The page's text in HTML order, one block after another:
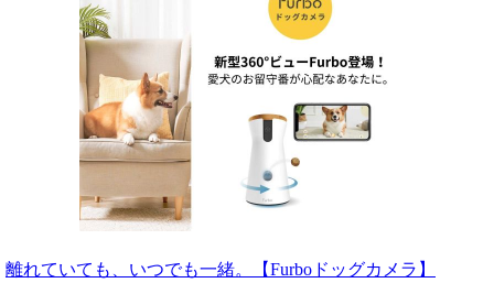
離れていても、いつでも一緒。【Furboドッグカメラ】